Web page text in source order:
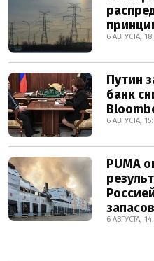
6 АВГУСТА,
Путин
банк
6 АВГУСТА,
PUMA
запасов
6 АВГУСТА,